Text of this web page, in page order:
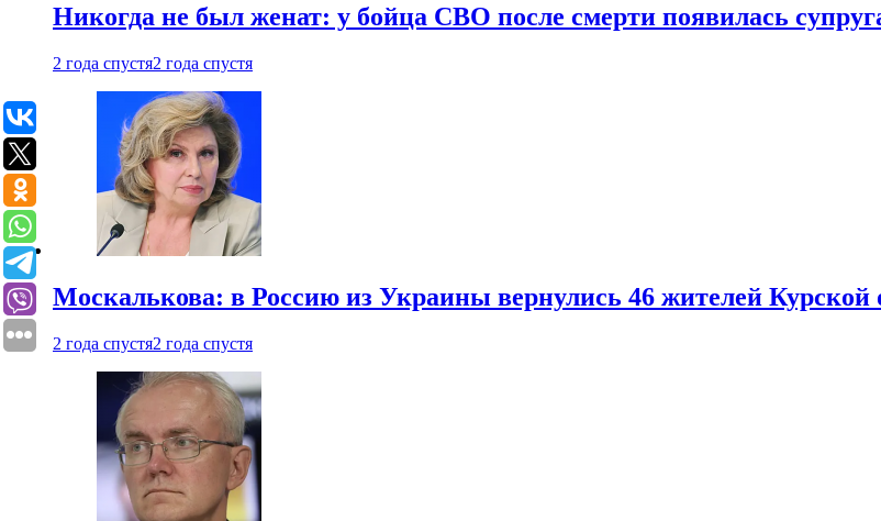
Никогда не был женат: у бойца СВО после смерти появилась
2 года спустя2 года спустя
Москалькова: в Россию из Украины вернулись 46 жителей Курской
2 года спустя2 года спустя